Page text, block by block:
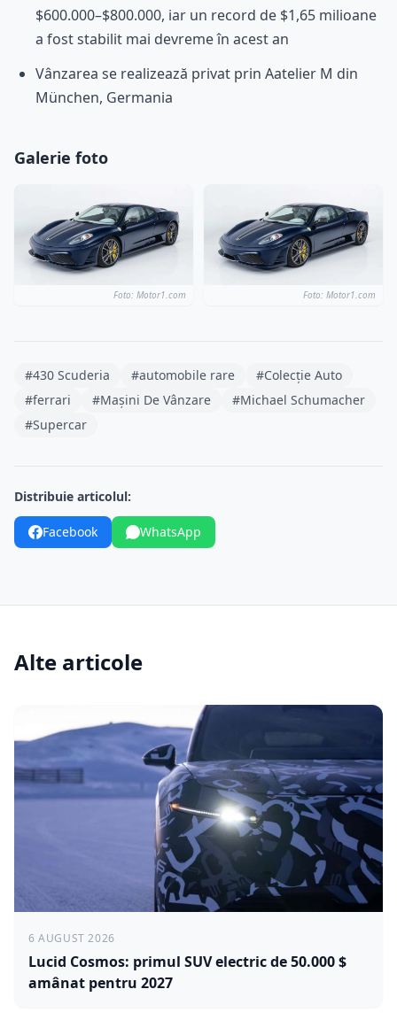
$600.000–$800.000, iar un record de $1,65 milioane
a fost stabilit mai devreme în acest an
Vânzarea se realizează privat prin Aatelier M din
München, Germania
Galerie foto
Foto: Motor1.com Foto: Motor1.com
#430 Scuderia #automobile rare
#Colecție Auto
#ferrari
#Mașini De Vânzare
#Michael Schumacher
#Supercar
Distribuie articolul:
Facebook WhatsApp
Alte articole
6 AUGUST 2026
Lucid Cosmos: primul SUV electric de 50.000 $
amânat pentru 2027